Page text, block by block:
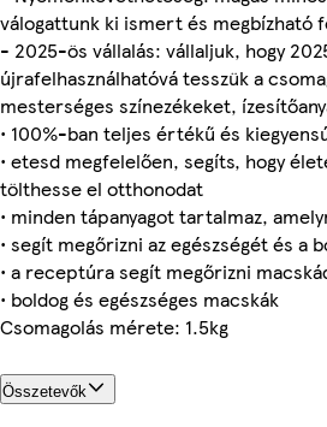
válogattunk ki ismert és megbízható
- 2025-ös vállalás: vállaljuk, hogy
újrafelhasználhatóvá tesszük a
mesterséges színezékeket,
• 100%-ban teljes értékű és
• etesd megfelelően, segíts, hogy
tölthesse el otthonodat
• minden tápanyagot tartalmaz,
• segít megőrizni az egészségét és a
• a receptúra segít megőrizni
• boldog és egészséges macskák
Csomagolás mérete: 1.5kg
Összetevők